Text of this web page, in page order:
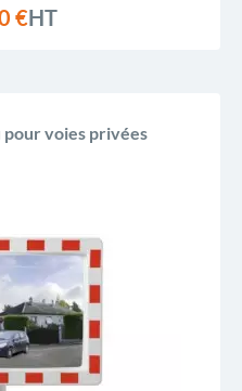
€HT
voies privées